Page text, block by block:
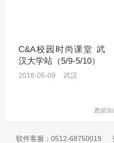
C&A校园时尚课堂 武
汉大学站（5/9-5/10）
2018-05-09 武汉
数据加
软件客服： 0512-68750019